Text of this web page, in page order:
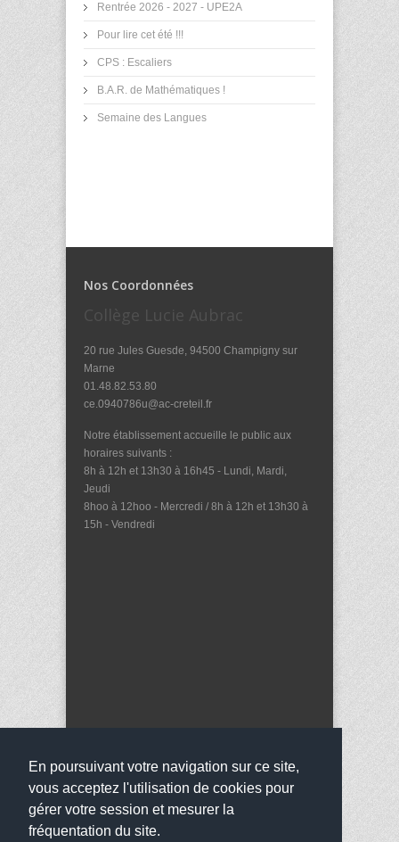
En poursuivant votre navigation sur ce site,
vous acceptez l'utilisation de cookies pour
gérer votre session et mesurer la
fréquentation du site.
Rentrée 2026 - 2027 - UPE2A
Pour lire cet été !!!
CPS : Escaliers
B.A.R. de Mathématiques !
Semaine des Langues
Nos Coordonnées
Collège Lucie Aubrac
20 rue Jules Guesde, 94500 Champigny sur
Marne
01.48.82.53.80
ce.0940786u@ac-creteil.fr
Notre établissement accueille le public aux
horaires suivants :
8h à 12h et 13h30 à 16h45 - Lundi, Mardi,
Jeudi
8hoo à 12hoo - Mercredi / 8h à 12h et 13h30 à
15h - Vendredi